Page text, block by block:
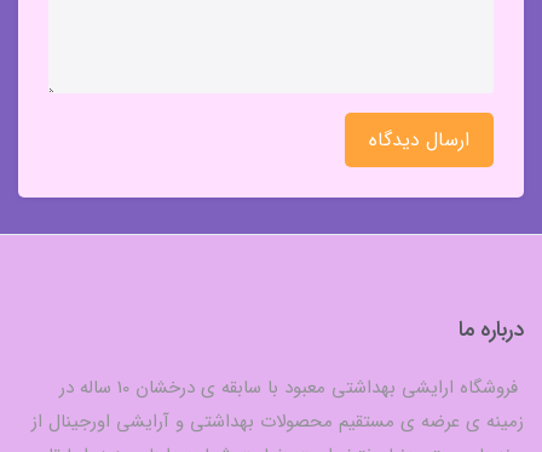
ارسال دیدگاه
درباره ما
فروشگاه ارایشی بهداشتی معبود با سابقه ی درخشان 10 ساله در
زمینه ی عرضه ی مستقیم محصولات بهداشتی و آرایشی اورجینال از